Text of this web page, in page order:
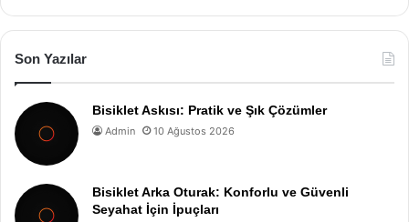
Son Yazılar
Bisiklet Askısı: Pratik ve Şık Çözümler
Admin 10 Ağustos 2026
Bisiklet Arka Oturak: Konforlu ve Güvenli
Seyahat İçin İpuçları